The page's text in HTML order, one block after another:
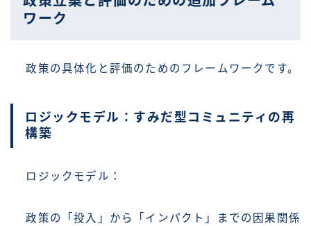
ワーク
政策の具体化と評価のためのフレームワークです。
ロジックモデル：すみだ型コミュニティの再
構築
ロジックモデル：
政策の「投入」から「インパクト」までの因果関係